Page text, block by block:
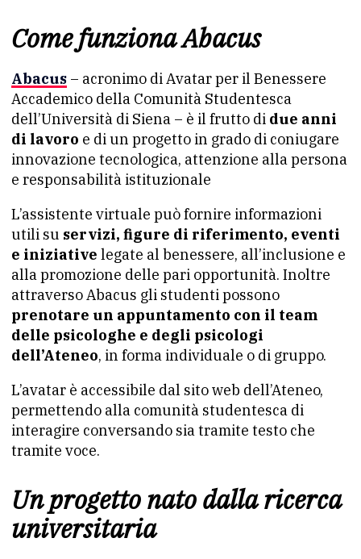
Come funziona Abacus
Abacus – acronimo di Avatar per il Benessere
Accademico della Comunità Studentesca
dell’Università di Siena – è il frutto di due anni
di lavoro e di un progetto in grado di coniugare
innovazione tecnologica, attenzione alla persona
e responsabilità istituzionale
L’assistente virtuale può fornire informazioni
utili su servizi, figure di riferimento, eventi
e iniziative legate al benessere, all’inclusione e
alla promozione delle pari opportunità. Inoltre
attraverso Abacus gli studenti possono
prenotare un appuntamento con il team
delle psicologhe e degli psicologi
dell’Ateneo, in forma individuale o di gruppo.
L’avatar è accessibile dal sito web dell’Ateneo,
permettendo alla comunità studentesca di
interagire conversando sia tramite testo che
tramite voce.
Un progetto nato dalla ricerca
universitaria